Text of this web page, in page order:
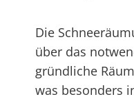
Die
über das
gründliche
was besonders